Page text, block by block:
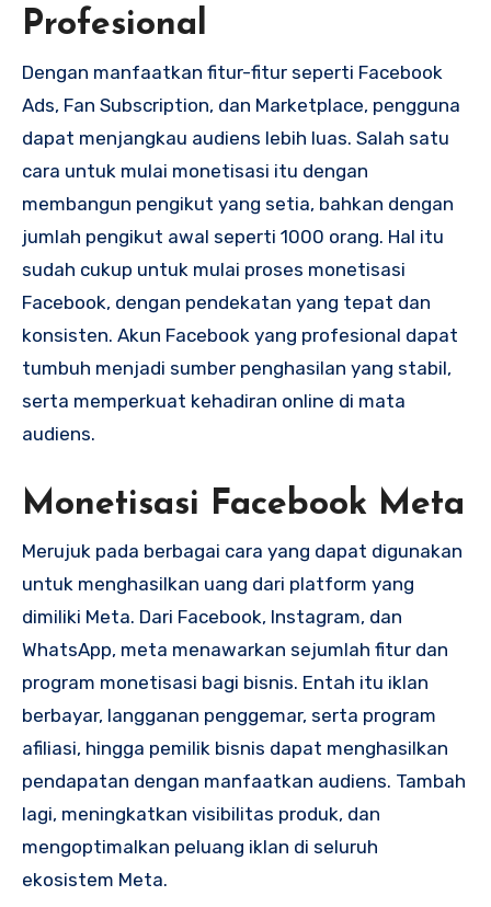
Profesional
Dengan manfaatkan fitur-fitur seperti Facebook
Ads, Fan Subscription, dan Marketplace, pengguna
dapat menjangkau audiens lebih luas. Salah satu
cara untuk mulai monetisasi itu dengan
membangun pengikut yang setia, bahkan dengan
jumlah pengikut awal seperti 1000 orang. Hal itu
sudah cukup untuk mulai proses monetisasi
Facebook, dengan pendekatan yang tepat dan
konsisten. Akun Facebook yang profesional dapat
tumbuh menjadi sumber penghasilan yang stabil,
serta memperkuat kehadiran online di mata
audiens.
Monetisasi Facebook Meta
Merujuk pada berbagai cara yang dapat digunakan
untuk menghasilkan uang dari platform yang
dimiliki Meta. Dari Facebook, Instagram, dan
WhatsApp, meta menawarkan sejumlah fitur dan
program monetisasi bagi bisnis. Entah itu iklan
berbayar, langganan penggemar, serta program
afiliasi, hingga pemilik bisnis dapat menghasilkan
pendapatan dengan manfaatkan audiens. Tambah
lagi, meningkatkan visibilitas produk, dan
mengoptimalkan peluang iklan di seluruh
ekosistem Meta.